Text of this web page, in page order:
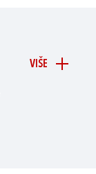
VIŠE